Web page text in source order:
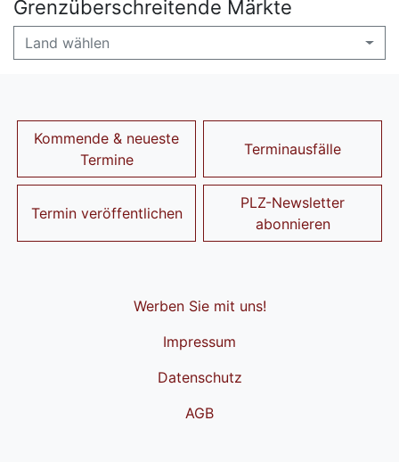
Grenzüberschreitende Märkte
Land wählen
Kommende & neueste
Termine
Terminausfälle
Termin veröffentlichen
PLZ-Newsletter
abonnieren
Werben Sie mit uns!
Impressum
Datenschutz
AGB